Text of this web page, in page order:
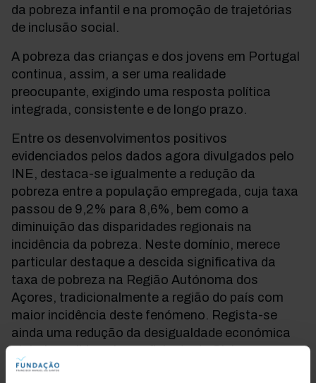
da pobreza infantil e na promoção de trajetórias
de inclusão social.
A pobreza das crianças e dos jovens em Portugal
continua, assim, a ser uma realidade
preocupante, exigindo uma resposta política
integrada, consistente e de longo prazo.
Entre os desenvolvimentos positivos
evidenciados pelos dados agora divulgados pelo
INE, destaca-se igualmente a redução da
pobreza entre a população empregada, cuja taxa
passou de 9,2% para 8,6%, bem como a
diminuição das disparidades regionais na
incidência da pobreza. Neste domínio, merece
particular destaque a descida significativa da
taxa de pobreza na Região Autónoma dos
Açores, tradicionalmente a região do país com
maior incidência deste fenómeno. Regista-se
ainda uma redução da desigualdade económica
global, medida pelo coeficiente de Gini, que
diminuiu cerca de um ponto percentual.